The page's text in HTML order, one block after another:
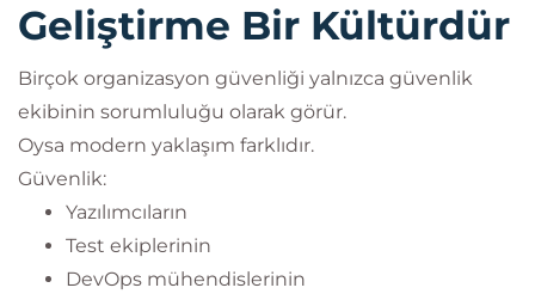
Geliştirme Bir Kültürdür
Birçok organizasyon güvenliği yalnızca güvenlik
ekibinin sorumluluğu olarak görür.
Oysa modern yaklaşım farklıdır.
Güvenlik:
Yazılımcıların
Test ekiplerinin
DevOps mühendislerinin